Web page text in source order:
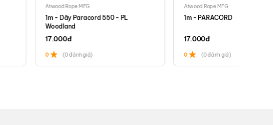
Atwood Rope MFG
1m - Dây Paracord 550 - PL
Woodland
17.000đ
0 (0 đánh giá)
Atwood Rope MFG
1m - PARACORD
17.000đ
0 (0 đánh giá)